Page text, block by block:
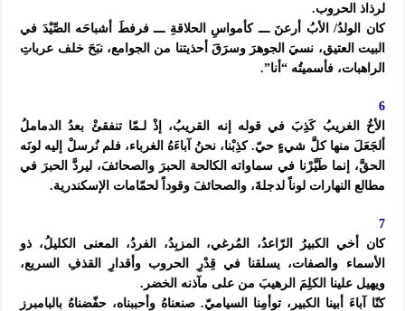
لرذاذ الحروب.
كان الولدُ/ الأبُ أرعنَ ـــ كأمواسِ الحلاقةِ ـــ فرفطَ أشباحَه الصِّيْدَ في
البيت العتيق، نسيَ الجوهرَ وسرَقَ أحذيتنا من الجوامع، نبَحَ خلف عرباتِ
الراهبات، فأسميتُه “أنا”.
6
الأخُ الغريبُ كَذِبَ في قوله إنه القريبُ، إذْ لـمّا تنفقئْ بعدُ الدماملُ
ألجَعَلَ منها كلَّ شيءٍ حيّ. كذِبْنا، نحنُ آباءَهُ الغرباء، فلم نُرسلْ إليه لونَه
الحقَّ، إنما طَيَّرْنا في سماواته الكالحة الحبرَ والصحائفَ، ليردَّ الحبرَ في
مطالع النهارات لوناً لدجلةَ، والصحائفَ وقوداً لحمّامات الإسكندرية.
7
كان أخي الكبيرُ الرّاعدُ، المُرغي، المزبِدُ، الفردُ، المعنى الكليلُ، ذو
الأسماء والصفات، يسلقنا في قِدْرِ الحروب وأقدارِ القذفِ السريع،
ويهيل علينا الكلِمَ الرهيبَ من على مآذنه الخضر.
كنّا آباءَ أبينا الكبير، توأمِنا السياميّ. صنعناهُ وأحببناه، حفّضناهُ بالبامبرز